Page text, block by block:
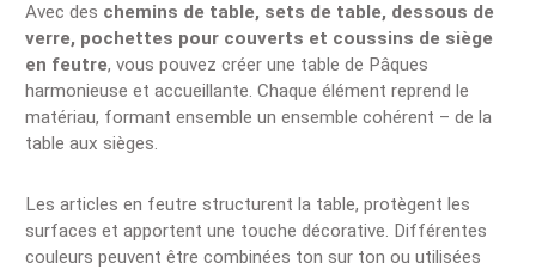
Avec des chemins de table, sets de table, dessous de
verre, pochettes pour couverts et coussins de siège
en feutre, vous pouvez créer une table de Pâques
harmonieuse et accueillante. Chaque élément reprend le
matériau, formant ensemble un ensemble cohérent – de la
table aux sièges.
Les articles en feutre structurent la table, protègent les
surfaces et apportent une touche décorative. Différentes
couleurs peuvent être combinées ton sur ton ou utilisées